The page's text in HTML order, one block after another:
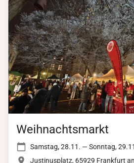
Uhr werden deftige Snacks verkauft,
anschließend bei einem gemütlichen
werden können. Beim Aufbau am
Uhr und während und nach der
noch zahlreiche „helfende Hände“.
unserer Homepage und direkt in
eintragen. Wir freuen uns auf ein
Weihnachtsmarkt
Samstag, 28.11. — Sonntag,
Justinusplatz, 65929 Frankfurt